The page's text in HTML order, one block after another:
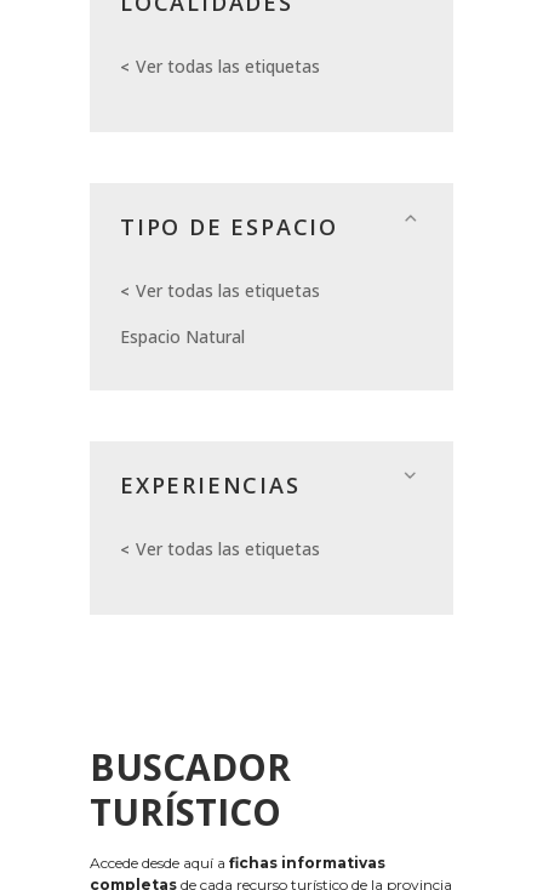
Ver todas las etiquetas
TIPO DE ESPACIO
Ver todas las etiquetas
Espacio Natural
EXPERIENCIAS
Ver todas las etiquetas
BUSCADOR
TURÍSTICO
Accede desde aquí a fichas informativas
completas de cada recurso turístico de la provincia